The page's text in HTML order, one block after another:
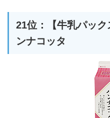
21位：【牛乳パッ
ンナコッタ